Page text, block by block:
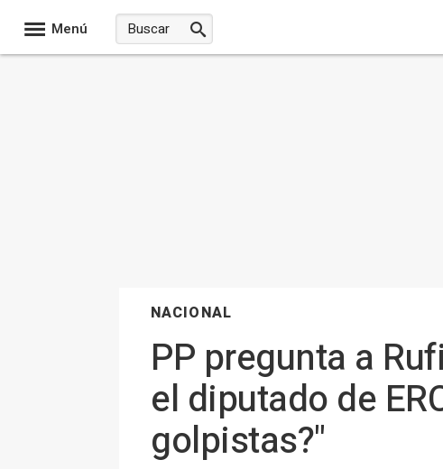
Menú
NACIONAL
PP pregunta a
el diputado de
golpistas?"